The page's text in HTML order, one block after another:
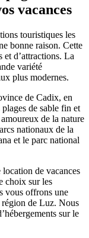
vacances
touristiques les
bonne raison. Cette
et d’attractions. La
variété
plus modernes.
de Cadix, en
de sable fin et
de la nature
nationaux de la
et le parc national
de vacances
choix sur les
vous offrons une
région de Luz. Nous
sur le